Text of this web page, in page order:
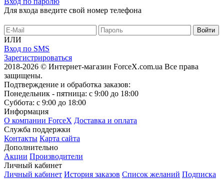
Для входа введите свой номер телефона
ИЛИ
Вход по SMS
Зарегистрироваться
2018-2026 © Интернет-магазин ForceX.com.ua Все права
защищены.
Подтверждение и обработка заказов:
Понедельник - пятница: с 9:00 до 18:00
Суббота: с 9:00 до 18:00
Информация
О компании ForceX Доставка и оплата
Служба поддержки
Контакты Карта сайта
Дополнительно
Акции Производители
Личный кабинет
Личный кабинет История заказов Список желаний Подписка